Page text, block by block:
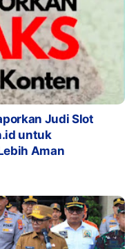
Judi Slot
untuk
Aman